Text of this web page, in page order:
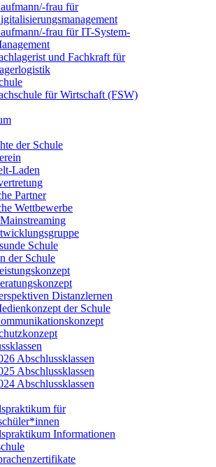
frau für
frau für IT-System-
und Fachkraft für
für Wirtschaft (FSW)
der Schule
Laden
Partner
Wettbewerbe
Schule
der Schule
Distanzlernen
der Schule
Abschlussklassen
Abschlussklassen
Abschlussklassen
für
Informationen